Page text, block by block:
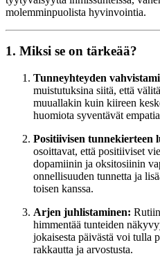
molemminpuolista hyvinvointia.
1. Miksi se on tärkeää?
Tunneyhteyden
muistutuksina siitä, että
muuallakin kuin kiireen
huomiota syventävät
Positiivisen tunnekierteen
osoittavat, että positiiviset
dopamiinin ja oksitosiinin
onnellisuuden tunnetta ja
toisen kanssa.
Arjen juhlistaminen:
himmentää tunteiden
jokaisesta päivästä voi tulla
rakkautta ja arvostusta.